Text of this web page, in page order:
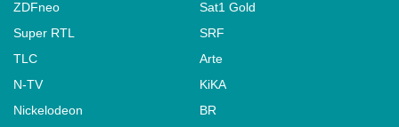
ZDFneo
Sat1 Gold
Super RTL
SRF
TLC
Arte
N-TV
KiKA
Nickelodeon
BR